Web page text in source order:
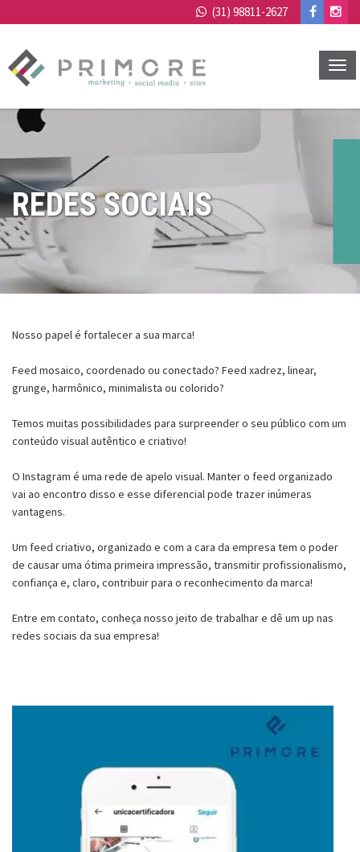
(31) 98811-2627
REDES SOCIAIS
Nosso papel é fortalecer a sua marca!
Feed mosaico, coordenado ou conectado? Feed xadrez, linear,
grunge, harmônico, minimalista ou colorido?
Temos muitas possibilidades para surpreender o seu público com um
conteúdo visual autêntico e criativo!
O Instagram é uma rede de apelo visual. Manter o feed organizado
vai ao encontro disso e esse diferencial pode trazer inúmeras
vantagens.
Um feed criativo, organizado e com a cara da empresa tem o poder
de causar uma ótima primeira impressão, transmitir profissionalismo,
confiança e, claro, contribuir para o reconhecimento da marca!
Entre em contato, conheça nosso jeito de trabalhar e dê um up nas
redes sociais da sua empresa!